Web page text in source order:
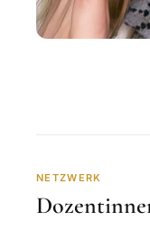
NETZWERK